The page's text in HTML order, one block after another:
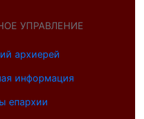
УПРАВЛЕНИЕ
архиерей
информация
епархии